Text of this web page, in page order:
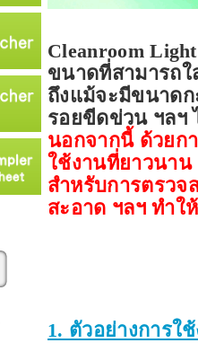
Cleanroom
ขนาดที่สามารถใ
ถึงแม้จะมีขนาด
รอยขีดข่วน ฯลฯ
นอกจากนี้ ด้วยก
ใช้งานที่ยาวนา
สำหรับการตรวจ
สะอาด ฯลฯ ทำใ
1. ตัวอย่างการใ